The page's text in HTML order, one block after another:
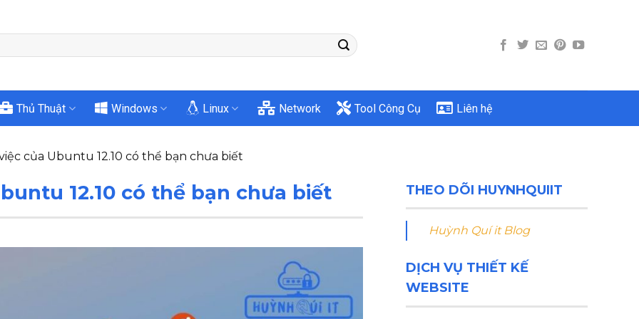
Thủ Thuật Windows Linux Network Tool Công Cụ Liên hệ
của Ubuntu 12.10 có thể bạn chưa biết
12.10 có thể bạn chưa biết THEO DÕI HUYNHQUIIT
Huỳnh Quí it Blog
DỊCH VỤ THIẾT KẾ
WEBSITE